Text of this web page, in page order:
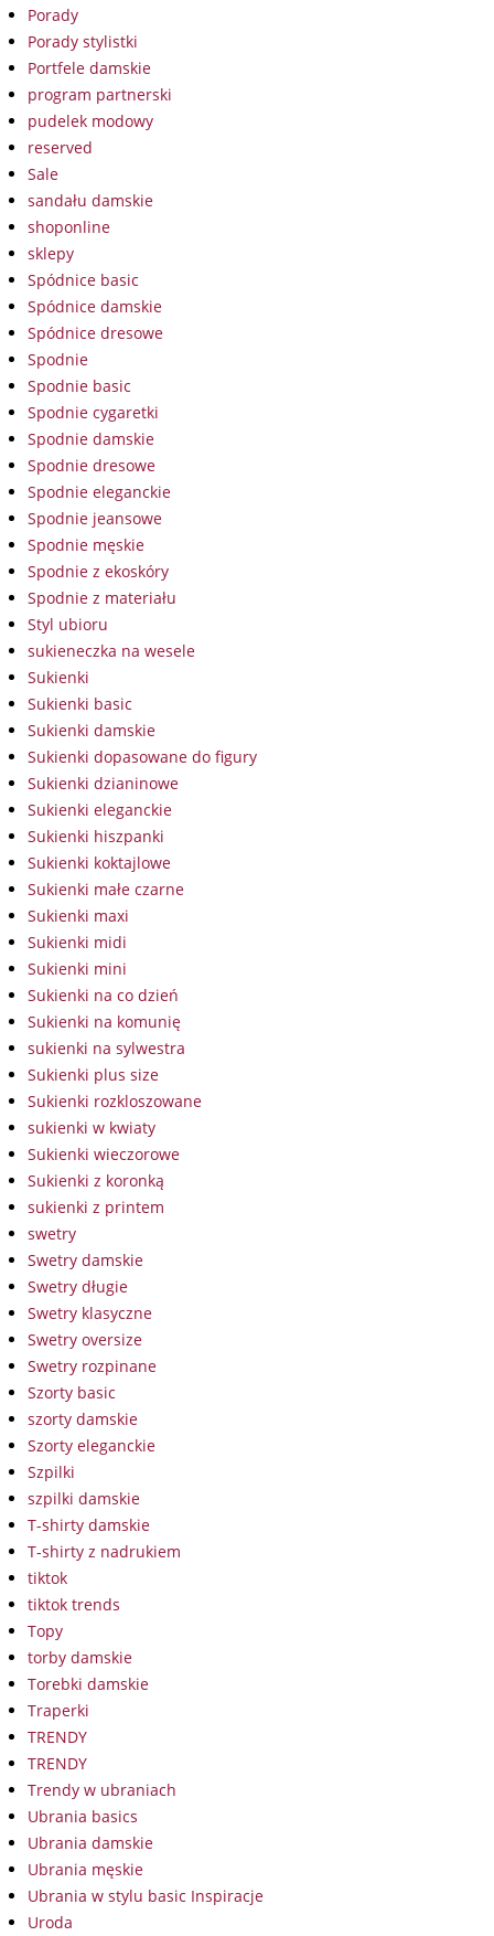
Porady
Porady stylistki
Portfele damskie
program partnerski
pudelek modowy
reserved
Sale
sandału damskie
shoponline
sklepy
Spódnice basic
Spódnice damskie
Spódnice dresowe
Spodnie
Spodnie basic
Spodnie cygaretki
Spodnie damskie
Spodnie dresowe
Spodnie eleganckie
Spodnie jeansowe
Spodnie męskie
Spodnie z ekoskóry
Spodnie z materiału
Styl ubioru
sukieneczka na wesele
Sukienki
Sukienki basic
Sukienki damskie
Sukienki dopasowane do figury
Sukienki dzianinowe
Sukienki eleganckie
Sukienki hiszpanki
Sukienki koktajlowe
Sukienki małe czarne
Sukienki maxi
Sukienki midi
Sukienki mini
Sukienki na co dzień
Sukienki na komunię
sukienki na sylwestra
Sukienki plus size
Sukienki rozkloszowane
sukienki w kwiaty
Sukienki wieczorowe
Sukienki z koronką
sukienki z printem
swetry
Swetry damskie
Swetry długie
Swetry klasyczne
Swetry oversize
Swetry rozpinane
Szorty basic
szorty damskie
Szorty eleganckie
Szpilki
szpilki damskie
T-shirty damskie
T-shirty z nadrukiem
tiktok
tiktok trends
Topy
torby damskie
Torebki damskie
Traperki
TRENDY
TRENDY
Trendy w ubraniach
Ubrania basics
Ubrania damskie
Ubrania męskie
Ubrania w stylu basic Inspiracje
Uroda